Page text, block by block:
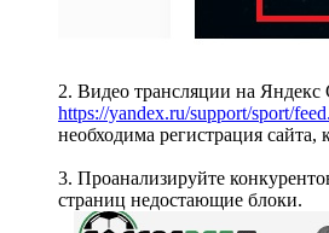
2. Видео трансляции на Яндекс
https://yandex.ru/support/sport/
необходима регистрация
3. Проанализируйте
страниц недостающие блоки.